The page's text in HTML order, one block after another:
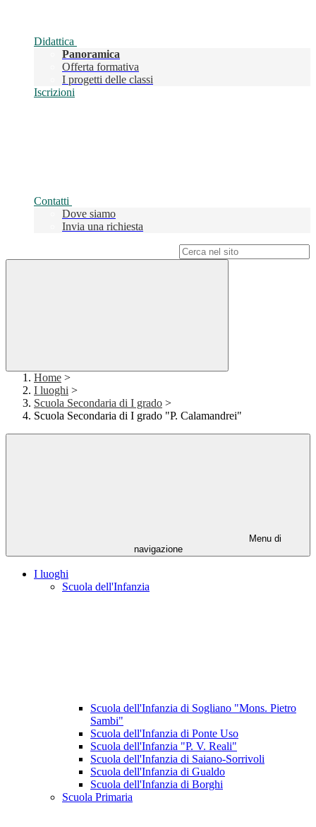
Didattica
Panoramica
Offerta formativa
I progetti delle classi
Iscrizioni
Contatti
Dove siamo
Invia una richiesta
Home >
I luoghi >
Scuola Secondaria di I grado >
Scuola Secondaria di I grado "P. Calamandrei"
Menu di
navigazione
I luoghi
Scuola dell'Infanzia
Scuola dell'Infanzia di Sogliano "Mons. Pietro
Sambi"
Scuola dell'Infanzia di Ponte Uso
Scuola dell'Infanzia "P. V. Reali"
Scuola dell'Infanzia di Saiano-Sorrivoli
Scuola dell'Infanzia di Gualdo
Scuola dell'Infanzia di Borghi
Scuola Primaria